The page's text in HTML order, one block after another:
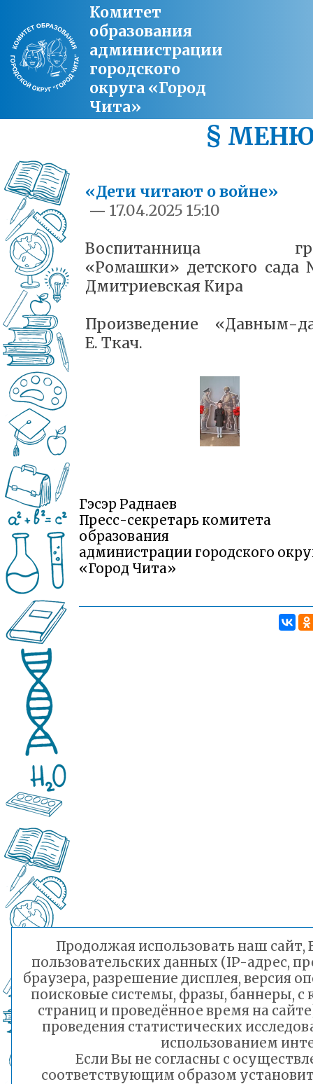
Комитет
образования
администрации
городского
округа «Город
Чита»
§
«Дети читают о войне»
— 17.04.2025 15:10
Воспитанница
«Ромашки» детского сада
Дмитриевская Кира
Произведение «Давным-
Е. Ткач.
Гэсэр Раднаев
Пресс-секретарь комитета
образования
администрации городского
«Город Чита»
Продолжая использовать наш сайт,
пользовательских данных (IP-адрес,
браузера, разрешение дисплея, версия
поисковые системы, фразы, баннеры,
страниц и проведённое время на
проведения статистических
использованием
Если Вы не согласны с
соответствующим образом